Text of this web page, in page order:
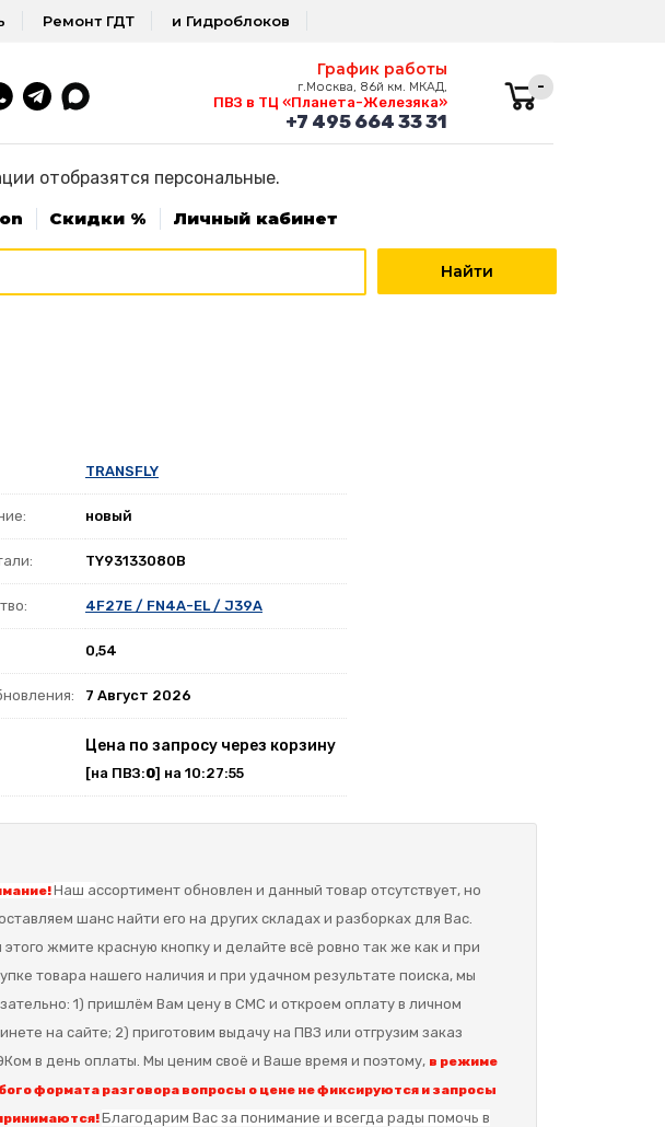
Ремонт ГДТ и Гидроблоков
График работы
г.Москва, 86й км. МКАД,
ПВЗ в ТЦ «Планета-Железяка»
+7 495 664 33 31
-
отобразятся персональные.
Скидки % Личный кабинет
TRANSFLY
новый
TY93133080B
4F27E / FN4A-EL / J39A
0,54
7 Август 2026
Цена по запросу через корзину
[на ПВЗ:0] на 10:27:55
Наш ассортимент обновлен и данный товар отсутствует, но
шанс найти его на других складах и разборках для Вас.
этого жмите красную кнопку и делайте всё ровно так же как и при
товара нашего наличия и при удачном результате поиска, мы
1) пришлём Вам цену в СМС и откроем оплату в личном
на сайте; 2) приготовим выдачу на ПВЗ или отгрузим заказ
в день оплаты. Мы ценим своё и Ваше время и поэтому, в режиме
формата разговора вопросы о цене не фиксируются и запросы
Благодарим Вас за понимание и всегда рады помочь в